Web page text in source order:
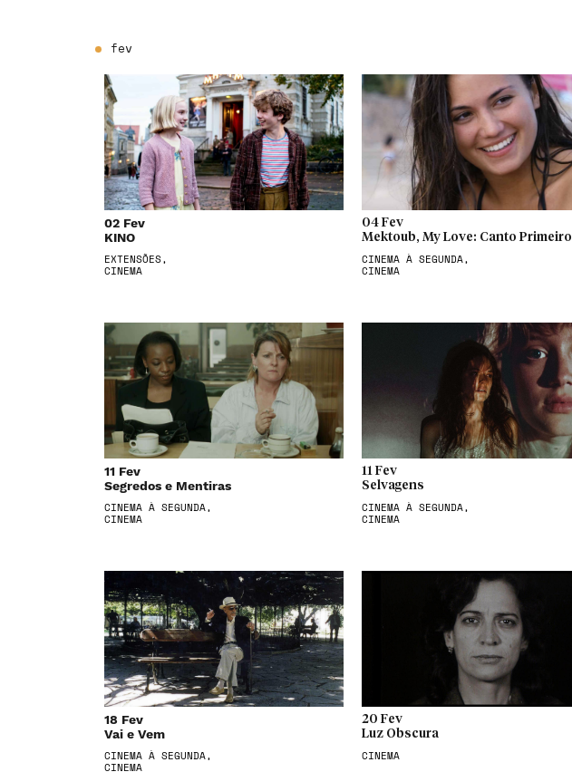
fev
02 Fev
KINO
EXTENSÕES,
CINEMA
04 Fev
Mektoub, My Love: Canto Primeiro
CINEMA À SEGUNDA,
CINEMA
11 Fev
Segredos e Mentiras
CINEMA À SEGUNDA,
CINEMA
11 Fev
Selvagens
CINEMA À SEGUNDA,
CINEMA
18 Fev
Vai e Vem
CINEMA À SEGUNDA,
CINEMA
20 Fev
Luz Obscura
CINEMA